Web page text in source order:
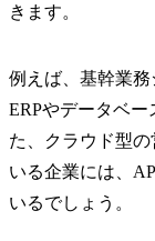
きます。
例えば、基幹業務
ERPやデータベ
た、クラウド型
いる企業には、
いるでしょう。